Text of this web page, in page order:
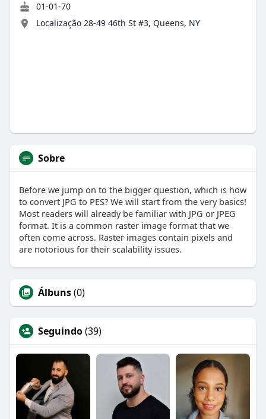
01-01-70
Localização 28-49 46th St #3, Queens, NY
Sobre
Before we jump on to the bigger question, which is how
to convert JPG to PES? We will start from the very basics!
Most readers will already be familiar with JPG or JPEG
format. It is a common raster image format that we
often come across. Raster images contain pixels and
are notorious for their scalability issues.
Álbuns(0)
Seguindo(39)